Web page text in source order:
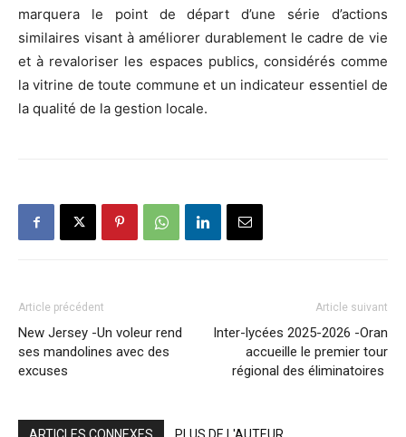
marquera le point de départ d’une série d’actions
similaires visant à améliorer durablement le cadre de vie
et à revaloriser les espaces publics, considérés comme
la vitrine de toute commune et un indicateur essentiel de
la qualité de la gestion locale.
Article précédent
New Jersey -Un voleur rend
ses mandolines avec des
excuses
Article suivant
Inter-lycées 2025-2026 -Oran
accueille le premier tour
régional des éliminatoires